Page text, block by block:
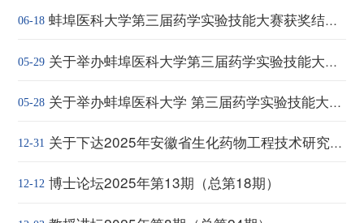
06-18 蚌埠医科大学第三届药学实验技能大赛获奖结果公示
05-29 关于举办蚌埠医科大学第三届药学实验技能大赛第二轮通知
05-28 关于举办蚌埠医科大学 第三届药学实验技能大赛第一轮通知
12-31 关于下达2025年安徽省生化药物工程技术研究中心开放课题基金项目的通知
12-12 博士论坛2025年第13期（总第18期）